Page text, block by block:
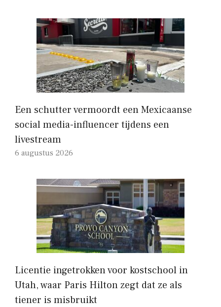
Een schutter vermoordt een Mexicaanse
social media-influencer tijdens een
livestream
6 augustus 2026
Licentie ingetrokken voor kostschool in
Utah, waar Paris Hilton zegt dat ze als
tiener is misbruikt